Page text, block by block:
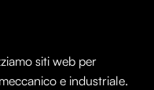
siti web per
e industriale.